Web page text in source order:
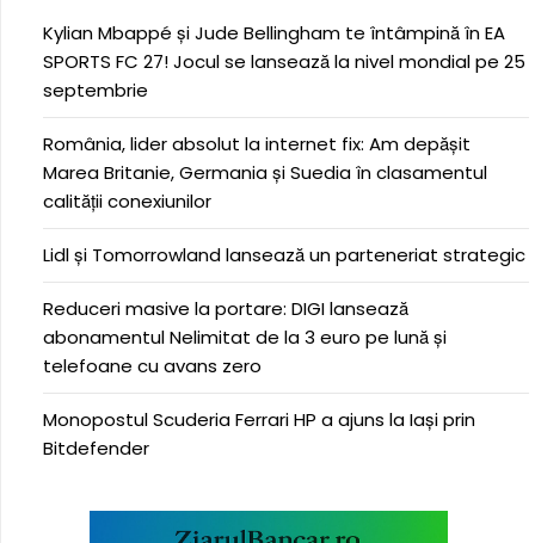
Kylian Mbappé și Jude Bellingham te întâmpină în EA
SPORTS FC 27! Jocul se lansează la nivel mondial pe 25
septembrie
România, lider absolut la internet fix: Am depășit
Marea Britanie, Germania și Suedia în clasamentul
calității conexiunilor
Lidl și Tomorrowland lansează un parteneriat strategic
Reduceri masive la portare: DIGI lansează
abonamentul Nelimitat de la 3 euro pe lună și
telefoane cu avans zero
Monopostul Scuderia Ferrari HP a ajuns la Iași prin
Bitdefender